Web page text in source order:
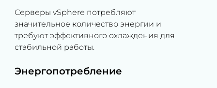
Серверы vSphere потребляют
значительное количество энергии и
требуют эффективного охлаждения для
стабильной работы.
Энергопотребление